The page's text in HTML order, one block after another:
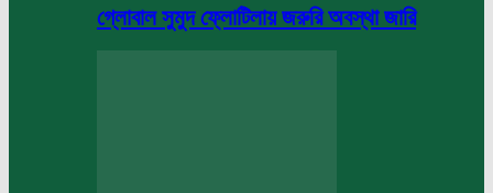
গ্লোবাল সুমুদ ফ্লোটিলায় জরুরি অবস্থা জারি